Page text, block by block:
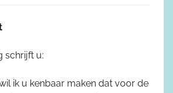
schrijft u:
ik u kenbaar maken dat voor de